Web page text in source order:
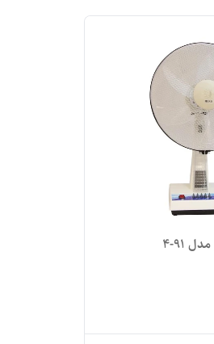
91-4